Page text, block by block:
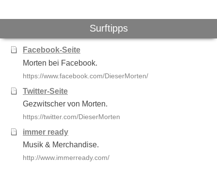
Surftipps
Facebook-Seite
Morten bei Facebook.
https://www.facebook.com/DieserMorten/
Twitter-Seite
Gezwitscher von Morten.
https://twitter.com/DieserMorten
immer ready
Musik & Merchandise.
http://www.immerready.com/